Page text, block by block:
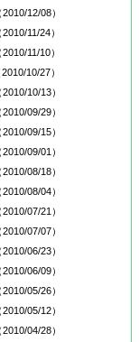
2010/12/08）
2010/11/24）
2010/11/10）
2010/10/27）
2010/10/13）
2010/09/29）
2010/09/15）
2010/09/01）
2010/08/18）
2010/08/04）
2010/07/21）
2010/07/07）
2010/06/23）
2010/06/09）
2010/05/26）
2010/05/12）
2010/04/28）